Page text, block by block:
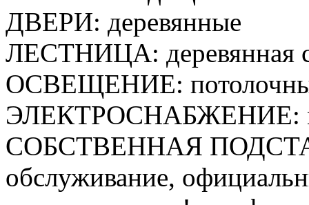
ДВЕРИ: деревянные
ЛЕСТНИЦА: деревянная
ОСВЕЩЕНИЕ:
ЭЛЕКТРОСНАБЖЕНИЕ:
СОБСТВЕННАЯ
обслуживание,